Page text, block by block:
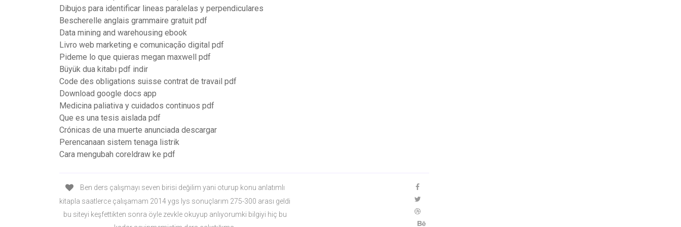
Dibujos para identificar lineas paralelas y perpendiculares
Bescherelle anglais grammaire gratuit pdf
Data mining and warehousing ebook
Livro web marketing e comunicação digital pdf
Pideme lo que quieras megan maxwell pdf
Büyük dua kitabı pdf indir
Code des obligations suisse contrat de travail pdf
Download google docs app
Medicina paliativa y cuidados continuos pdf
Que es una tesis aislada pdf
Crónicas de una muerte anunciada descargar
Perencanaan sistem tenaga listrik
Cara mengubah coreldraw ke pdf
Ben ders çalışmayı seven birisi değilim yani oturup konu anlatımlı
kitapla saatlerce çalışamam 2014 ygs lys sonuçlarım 275-300 arası geldi
bu siteyi keşfettikten sonra öyle zevkle okuyup anlıyorumki bilgiyi hiç bu